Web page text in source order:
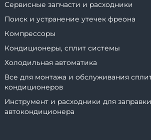
Сервисные запчасти и расходники
Поиск и устранение утечек фреона
Компрессоры
Кондиционеры, сплит системы
Холодильная автоматика
Все для монтажа и обслуживания
кондиционеров
Инструмент и расходники для заправки
автокондиционера